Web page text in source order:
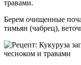
травами.
Берем очищенные
тимьян (чабрец),